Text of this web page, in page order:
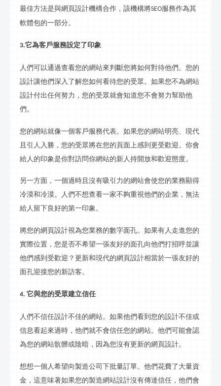
最佳方法是與網頁設計機構合作，該機構將SEO服務作為其
軟體包的一部分。
3.它為客戶服務設定了印象
人們可以通過查看您的網站來判斷您將如何對待他們。您的
設計讓他們深入了解您如何看待您的受眾。如果您不為網站
設計付出任何努力，您的受眾就會知道您不會努力幫助他
們。
您的網站就像一個客戶服務代表。如果您的網站明亮、現代
且引人入勝，您的受眾將在您的頁面上感到更受歡迎。你會
給人的印象是你對訪問你網站的新人持開放和歡迎態度。
另一方面，一個過時且沒有吸引力的網站會使您的業務顯得
冷漠和冷漠。人們不想查看一家不夠重視他們的企業，無法
給人留下良好的第一印象。
將您的網頁設計視為您業務的數字面孔。如果有人走進您的
實際位置，您是否不希望一張友好的面孔向他們打招呼並讓
他們感到受歡迎？更新和現代的網頁設計相當於一張友好的
面孔迎接您的新訪客。
4. 它與您的受眾建立信任
人們不信任設計不佳的網站。如果他們看到您的設計不佳或
信息看起來過時，他們就不會信任您的網站。他們可能會認
為您的網站骯髒或陰暗，因為您沒有更新的網頁設計。
想想一個人希望向製造公司下批量訂單。他們花費了大量資
金，這意味著如果您的製造網站設計沒有傳達信任，他們會